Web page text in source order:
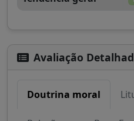
Avaliação
Doutrina moral